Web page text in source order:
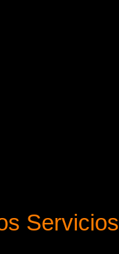
Servicios